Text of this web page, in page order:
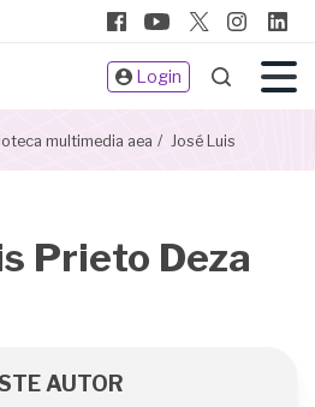
Login
multimedia aea José Luis
Prieto Deza
AUTOR